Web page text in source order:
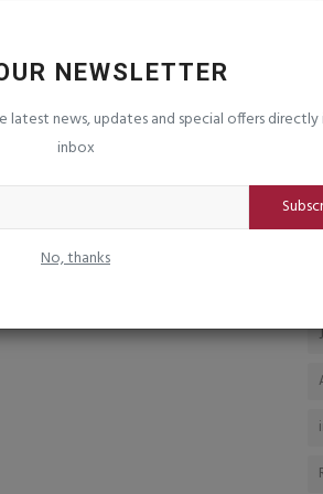
NEWSLETTER
latest news, updates and special offers directly
inbox
No, thanks
ઈજા બાદ રશ્મિકા મંદાનાની
Aug 6, 2026 0
ટેન્ડન ઈજાગ્રસ્ત, હાલમાં આરામ પર; ચાહકોને